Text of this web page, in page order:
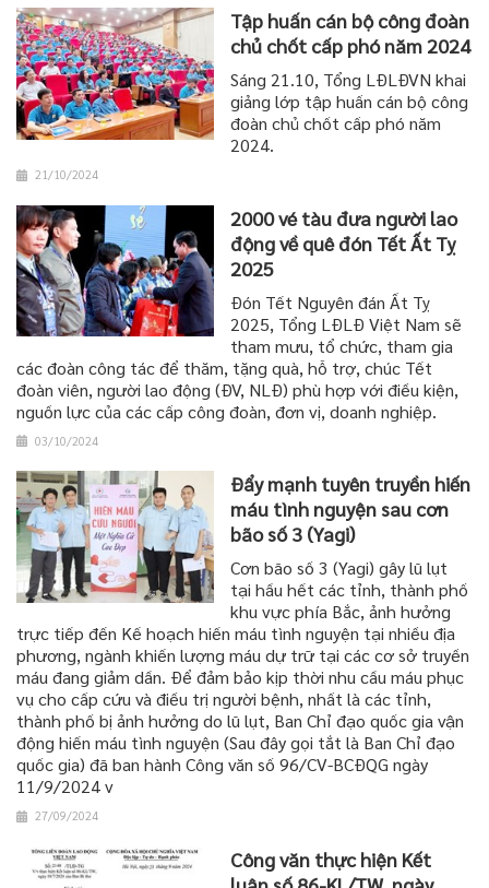
Tập huấn cán bộ công đoàn
chủ chốt cấp phó năm 2024
Sáng 21.10, Tổng LĐLĐVN khai
giảng lớp tập huấn cán bộ công
đoàn chủ chốt cấp phó năm
2024.
21/10/2024
2000 vé tàu đưa người lao
động về quê đón Tết Ất Tỵ
2025
Đón Tết Nguyên đán Ất Tỵ
2025, Tổng LĐLĐ Việt Nam sẽ
tham mưu, tổ chức, tham gia
các đoàn công tác để thăm, tặng quà, hỗ trợ, chúc Tết
đoàn viên, người lao động (ĐV, NLĐ) phù hợp với điều kiện,
nguồn lực của các cấp công đoàn, đơn vị, doanh nghiệp.
03/10/2024
Đẩy mạnh tuyên truyền hiến
máu tình nguyện sau cơn
bão số 3 (Yagi)
Cơn bão số 3 (Yagi) gây lũ lụt
tại hầu hết các tỉnh, thành phố
khu vực phía Bắc, ảnh hưởng
trực tiếp đến Kế hoạch hiến máu tình nguyện tại nhiều địa
phương, ngành khiến lượng máu dự trữ tại các cơ sở truyền
máu đang giảm dần. Để đảm bảo kịp thời nhu cầu máu phục
vụ cho cấp cứu và điều trị người bệnh, nhất là các tỉnh,
thành phố bị ảnh hưởng do lũ lụt, Ban Chỉ đạo quốc gia vận
động hiến máu tình nguyện (Sau đây gọi tắt là Ban Chỉ đạo
quốc gia) đã ban hành Công văn số 96/CV-BCĐQG ngày
11/9/2024 v
27/09/2024
Công văn thực hiện Kết